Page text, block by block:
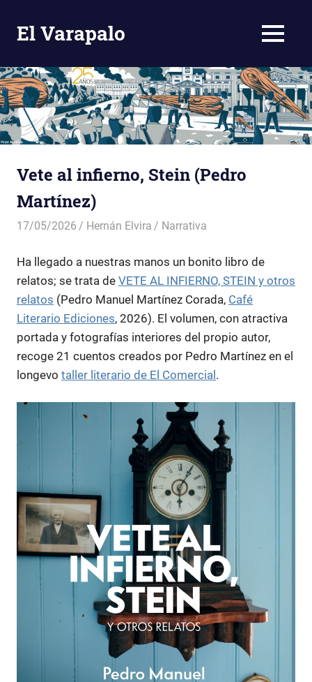
Saltar
al
contenido
El Varapalo
Crítico
MENÚ
Vete al infierno, Stein (Pedro
Martínez)
17/05/2026 Hernán Elvira Narrativa
Ha llegado a nuestras manos un bonito libro de
relatos; se trata de VETE AL INFIERNO, STEIN y otros
relatos (Pedro Manuel Martínez Corada, Café
Literario Ediciones, 2026). El volumen, con atractiva
portada y fotografías interiores del propio autor,
recoge 21 cuentos creados por Pedro Martínez en el
longevo taller literario de El Comercial.